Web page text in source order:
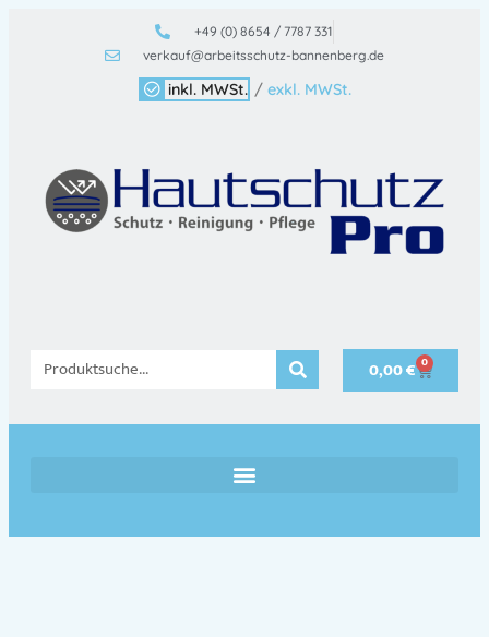
+49 (0) 8654 / 7787 331
verkauf@arbeitsschutz-bannenberg.de
inkl. MWSt. / exkl. MWSt.
0,00€ 0